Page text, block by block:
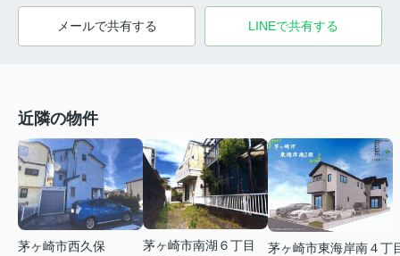
メールで共有する LINEで共有する
近隣の物件
茅ヶ崎市西久保
茅ヶ崎市南湖６丁目
茅ヶ崎市東海岸南４丁